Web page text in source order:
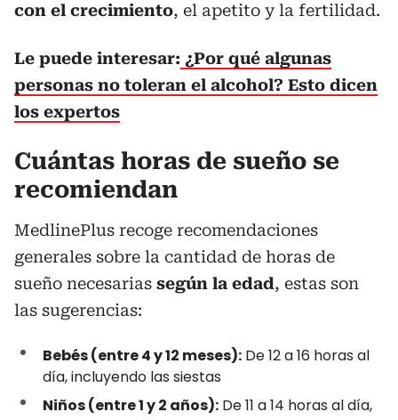
con el crecimiento, el apetito y la fertilidad.
Le puede interesar: ¿Por qué algunas
personas no toleran el alcohol? Esto dicen
los expertos
Cuántas horas de sueño se
recomiendan
MedlinePlus recoge recomendaciones
generales sobre la cantidad de horas de
sueño necesarias según la edad, estas son
las sugerencias:
Bebés (entre 4 y 12 meses): De 12 a 16 horas al
día, incluyendo las siestas
Niños (entre 1 y 2 años): De 11 a 14 horas al día,